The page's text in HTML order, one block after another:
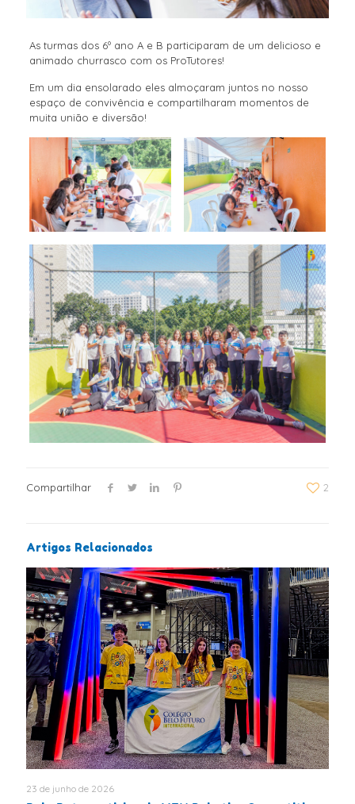
As turmas dos 6º ano A e B participaram de um delicioso e
animado churrasco com os ProTutores!
Em um dia ensolarado eles almoçaram juntos no nosso
espaço de convivência e compartilharam momentos de
muita união e diversão!
Compartilhar 2
Artigos Relacionados
23 de junho de 2026